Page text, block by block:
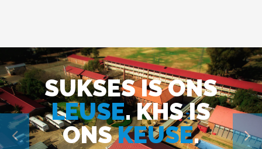
SUKSES IS ONS
LEUSE. KHS IS
ONSKEUSE.